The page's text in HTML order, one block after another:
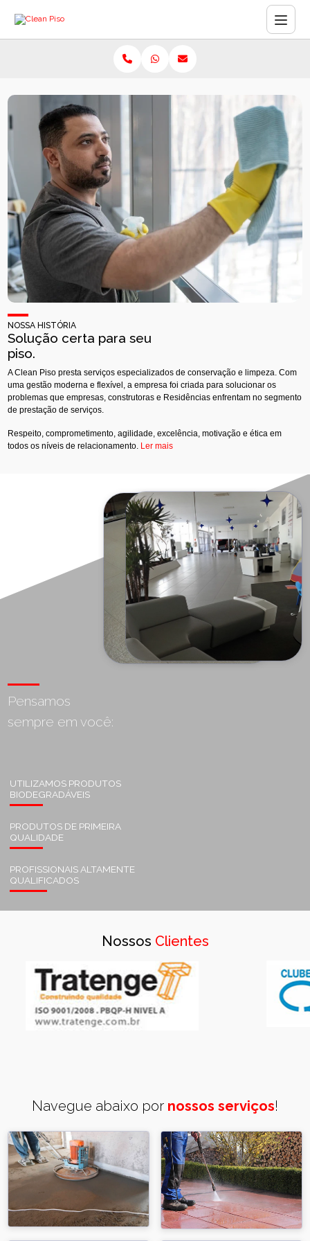
NOSSA HISTÓRIA
Solução certa para seu
piso.
A Clean Piso presta serviços especializados de conservação e limpeza. Com
uma gestão moderna e flexível, a empresa foi criada para solucionar os
problemas que empresas, construtoras e Residências enfrentam no segmento
de prestação de serviços.
Respeito, comprometimento, agilidade, excelência, motivação e ética em
todos os níveis de relacionamento. Ler mais
Pensamos
sempre em você:
UTILIZAMOS PRODUTOS
BIODEGRADÁVEIS
PRODUTOS DE PRIMEIRA
QUALIDADE
PROFISSIONAIS ALTAMENTE
QUALIFICADOS
Nossos Clientes
Navegue abaixo por nossos serviços!